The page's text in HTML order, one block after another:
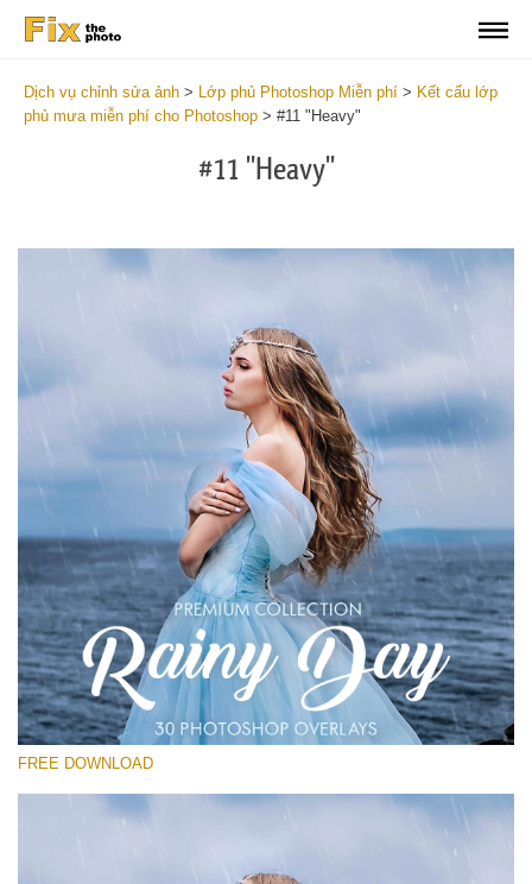
Dịch vụ chỉnh sửa ảnh > Lớp phủ Photoshop Miễn phí > Kết cấu lớp
phủ mưa miễn phí cho Photoshop > #11 "Heavy"
#11 "Heavy"
Xin hãy lựa chọn
Free Photoshop Overlay
Small 800*533px
Rainy Day
(30 Overlays)
Entire Collection
FREE DOWNLOAD